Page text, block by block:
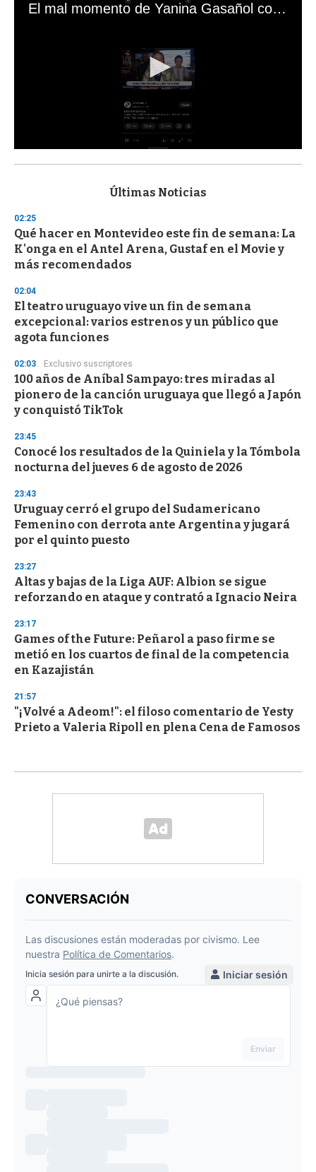
El mal momento de Yanina Gasañol con un hincha argentino en "Subrayado"
s
d
s
o
f
3
s
e
c
o
n
Últimas Noticias
02:25
Qué hacer en Montevideo este fin de semana: La
K'onga en el Antel Arena, Gustaf en el Movie y
más recomendados
02:04
El teatro uruguayo vive un fin de semana
excepcional: varios estrenos y un público que
agota funciones
02:03 Exclusivo suscriptores
100 años de Aníbal Sampayo: tres miradas al
pionero de la canción uruguaya que llegó a Japón
y conquistó TikTok
23:45
Conocé los resultados de la Quiniela y la Tómbola
nocturna del jueves 6 de agosto de 2026
23:43
Uruguay cerró el grupo del Sudamericano
Femenino con derrota ante Argentina y jugará
por el quinto puesto
23:27
Altas y bajas de la Liga AUF: Albion se sigue
reforzando en ataque y contrató a Ignacio Neira
23:17
Games of the Future: Peñarol a paso firme se
metió en los cuartos de final de la competencia
en Kazajistán
21:57
"¡Volvé a Adeom!": el filoso comentario de Yesty
Prieto a Valeria Ripoll en plena Cena de Famosos